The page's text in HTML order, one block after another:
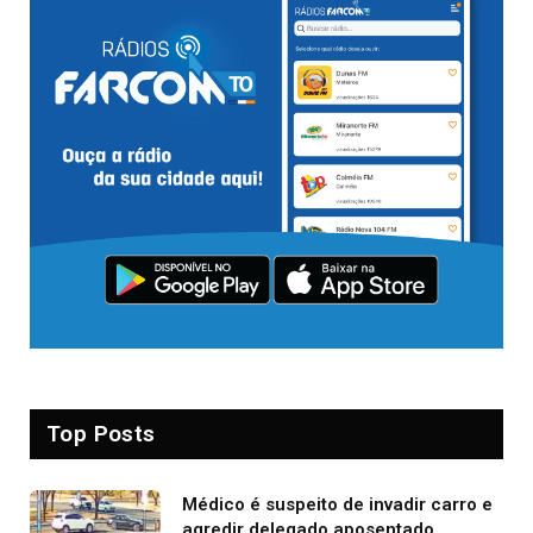
Top Posts
Médico é suspeito de invadir carro e